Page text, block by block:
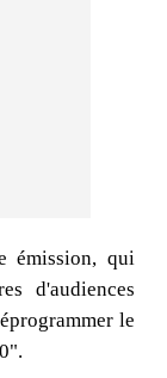
émission, qui
d'audiences
le